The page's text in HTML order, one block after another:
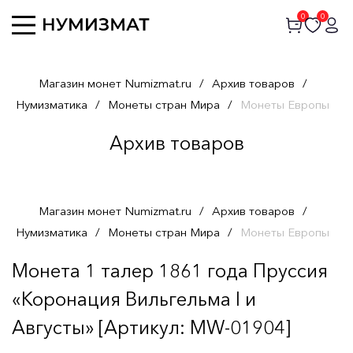
0 0
Магазин монет Numizmat.ru / Архив товаров /
Нумизматика / Монеты стран Мира / Монеты Европы
Архив товаров
Магазин монет Numizmat.ru / Архив товаров /
Нумизматика / Монеты стран Мира / Монеты Европы
Монета 1 талер 1861 года Пруссия
«Коронация Вильгельма I и
Августы» [Артикул: MW-01904]